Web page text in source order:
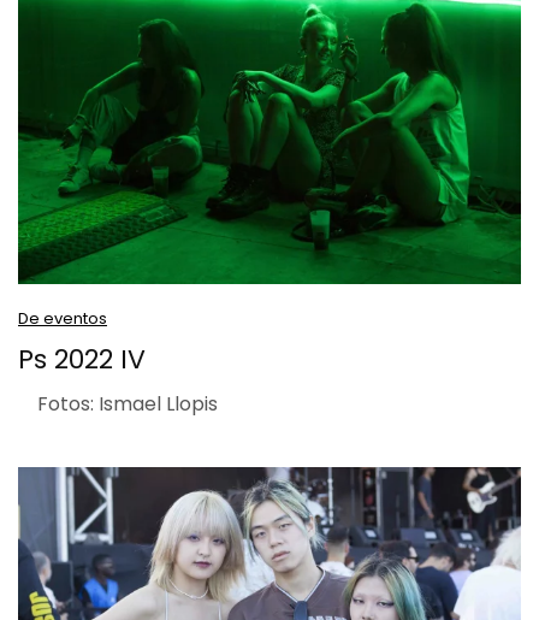
De eventos
Ps 2022 IV
Fotos: Ismael Llopis